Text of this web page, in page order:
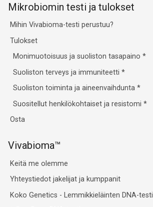
Mikrobiomin testi ja tulokset
Mihin Vivabioma-testi perustuu?
Tulokset
Monimuotoisuus ja suoliston tasapaino*
Suoliston terveys ja immuniteetti*
Suoliston toiminta ja aineenvaihdunta*
Suositellut henkilökohtaiset ja resistomi*
Osta
Vivabioma™
Keitä me olemme
Yhteystiedot jakelijat ja kumppanit
Koko Genetics - Lemmikkieläinten DNA-testi